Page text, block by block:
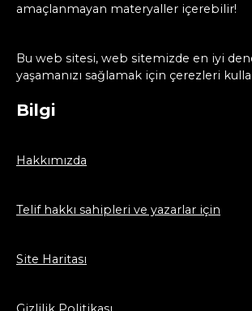
amaçlanmayan materyaller içerebilir!
Bu web sitesi, web sitemizde en iyi
yaşamanızı sağlamak için çerezleri
Bilgi
Hakkımızda
Telif hakkı sahipleri ve yazarlar için
Site Haritası